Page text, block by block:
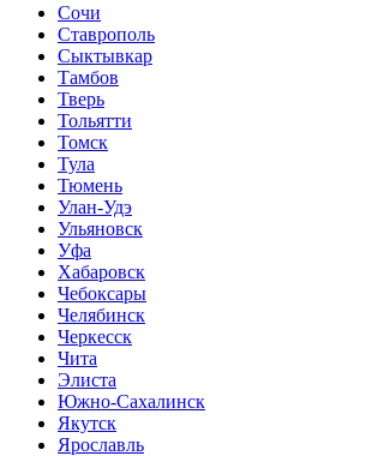
Сочи
Ставрополь
Сыктывкар
Тамбов
Тверь
Тольятти
Томск
Тула
Тюмень
Улан-Удэ
Ульяновск
Уфа
Хабаровск
Чебоксары
Челябинск
Черкесск
Чита
Элиста
Южно-Сахалинск
Якутск
Ярославль